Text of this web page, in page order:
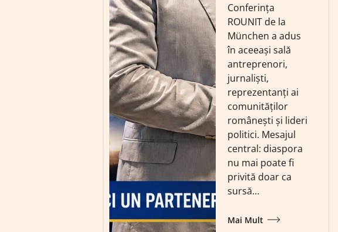
Conferința
ROUNIT de la
München a adus
în aceeași sală
antreprenori,
jurnaliști,
reprezentanți ai
comunităților
românești și lideri
politici. Mesajul
central: diaspora
nu mai poate fi
privită doar ca
sursă…
Mai Mult